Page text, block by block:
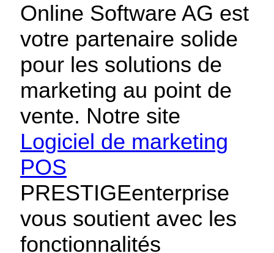
Online Software AG est
votre partenaire solide
pour les solutions de
marketing au point de
vente. Notre site
Logiciel de marketing
POS
PRESTIGEenterprise
vous soutient avec les
fonctionnalités